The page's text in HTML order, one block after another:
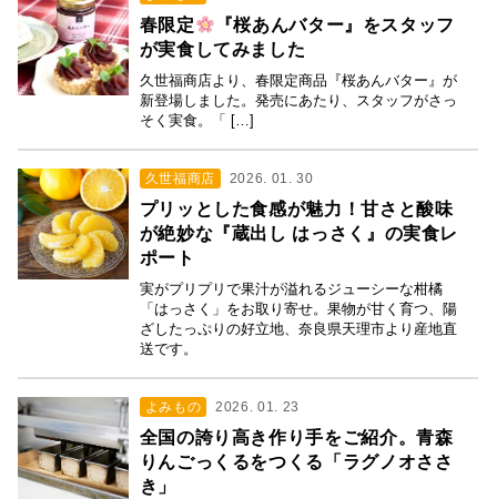
春限定
『桜あんバター』をスタッフ
が実食してみました
久世福商店より、春限定商品『桜あんバター』が
新登場しました。発売にあたり、スタッフがさっ
そく実食。「 […]
久世福商店 2026. 01. 30
プリッとした食感が魅力！甘さと酸味
が絶妙な『蔵出し はっさく』の実食レ
ポート
実がプリプリで果汁が溢れるジューシーな柑橘
「はっさく」をお取り寄せ。果物が甘く育つ、陽
ざしたっぷりの好立地、奈良県天理市より産地直
送です。
よみもの 2026. 01. 23
全国の誇り高き作り手をご紹介。青森
りんごっくるをつくる「ラグノオささ
き」